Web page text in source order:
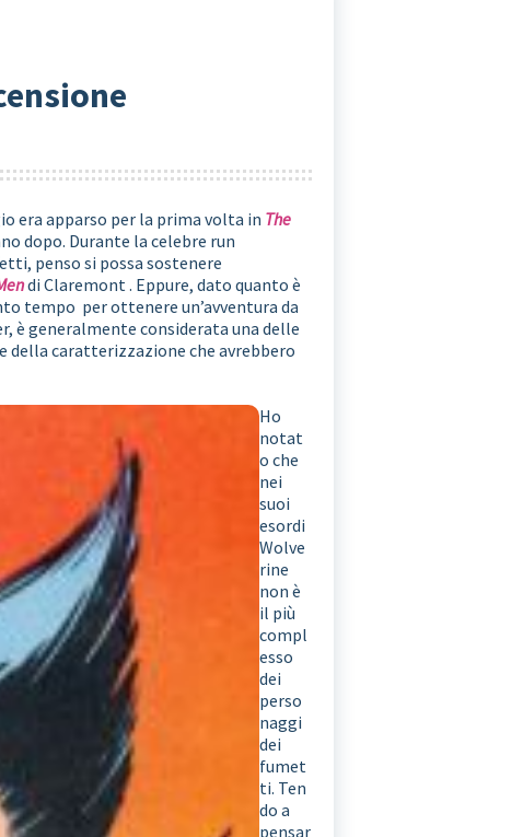
era apparso per la prima volta in The
dopo. Durante la celebre run
penso si possa sostenere
di Claremont . Eppure, dato quanto è
tempo per ottenere un’avventura da
è generalmente considerata una delle
caratterizzazione che avrebbero
Ho
notat
o che
nei
suoi
esordi
Wolve
rine
non è
il più
compl
esso
dei
perso
naggi
dei
fumet
ti. Ten
do a
pensar